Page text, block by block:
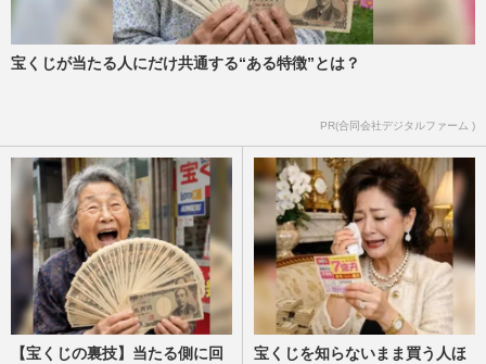
宝くじが当たる人にだけ共通する“ある特徴”とは？
PR(合同会社デジタルファーム )
【宝くじの裏技】当たる側に回
宝くじを知らないまま買う人ほ